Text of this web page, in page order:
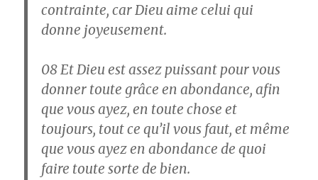
contrainte, car Dieu aime celui qui
donne joyeusement.
08Et Dieu est assez puissant pour vous
donner toute grâce en abondance, afin
que vous ayez, en toute chose et
toujours, tout ce qu’il vous faut, et même
que vous ayez en abondance de quoi
faire toute sorte de bien.